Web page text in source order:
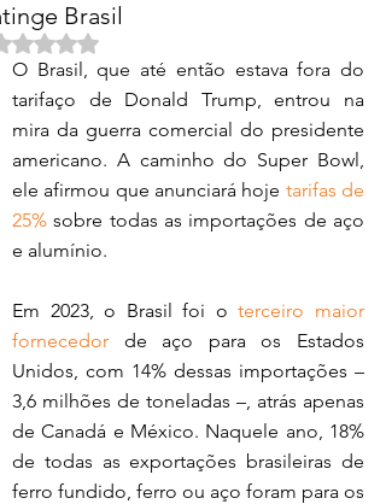
Brasil
Avaliado com NaN de 5 estrelas.
O Brasil, que até então estava fora do
tarifaço de Donald Trump, entrou na
mira da guerra comercial do presidente
americano. A caminho do Super Bowl,
ele afirmou que anunciará hoje tarifas de
25% sobre todas as importações de aço
e alumínio.
Em 2023, o Brasil foi o terceiro maior
fornecedor de aço para os Estados
Unidos, com 14% dessas importações –
3,6 milhões de toneladas –, atrás apenas
de Canadá e México. Naquele ano, 18%
de todas as exportações brasileiras de
ferro fundido, ferro ou aço foram para os